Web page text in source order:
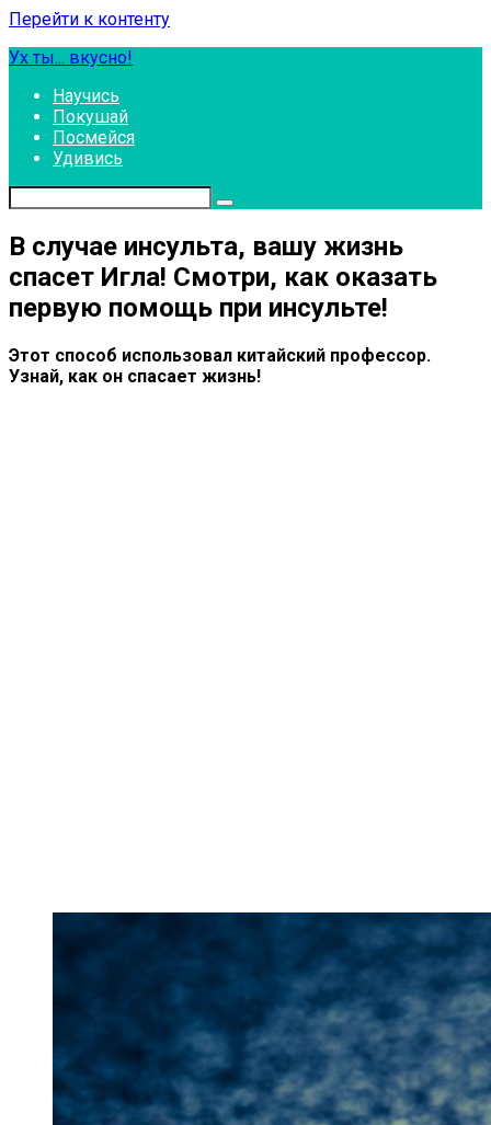
Перейти к контенту
Ух ты... вкусно!
Научись
Покушай
Посмейся
Удивись
В случае инсульта, вашу жизнь
спасет Игла! Смотри, как оказать
первую помощь при инсульте!
Этот способ использовал китайский профессор.
Узнай, как он спасает жизнь!